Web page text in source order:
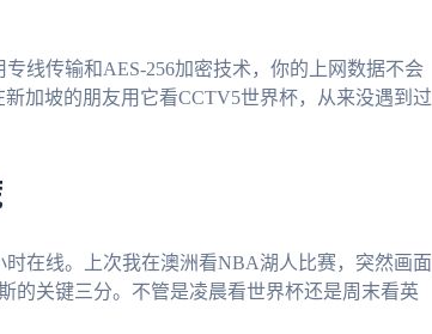
专线传输和AES-256加密技术，你的上网数据不会
加坡的朋友用它看CCTV5世界杯，从来没遇到过
时在线。上次我在澳洲看NBA湖人比赛，突然画面
的关键三分。不管是凌晨看世界杯还是周末看英